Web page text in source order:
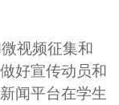
视频征集和
好宣传动员和
闻平台在学生